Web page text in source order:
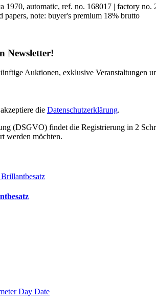
automatic, ref. no. 168017 | factory
note: buyer's premium 18% brutto
Newsletter!
Auktionen, exklusive Veranstaltungen
die Datenschutzerklärung.
(DSGVO) findet die Registrierung in 2
werden möchten.